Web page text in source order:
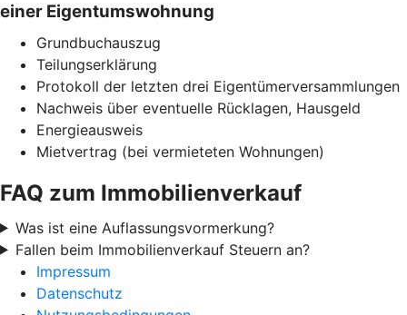
einer Eigentumswohnung
Grundbuchauszug
Teilungserklärung
Protokoll der letzten drei Eigentümerversammlungen
Nachweis über eventuelle Rücklagen, Hausgeld
Energieausweis
Mietvertrag (bei vermieteten Wohnungen)
FAQ zum Immobilienverkauf
Was ist eine Auflassungsvormerkung?
Fallen beim Immobilienverkauf Steuern an?
Impressum
Datenschutz